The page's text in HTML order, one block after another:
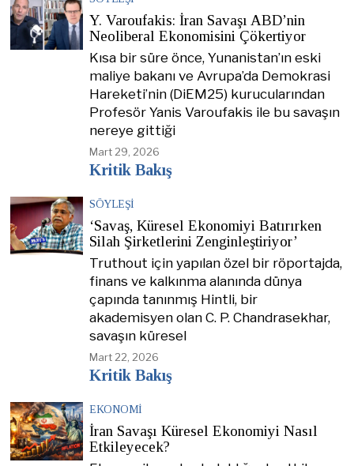
Y. Varoufakis: İran Savaşı ABD’nin
Neoliberal Ekonomisini Çökertiyor
Kısa bir süre önce, Yunanistan’ın eski
maliye bakanı ve Avrupa’da Demokrasi
Hareketi’nin (DiEM25) kurucularından
Profesör Yanis Varoufakis ile bu savaşın
nereye gittiği
Mart 29, 2026
Kritik Bakış
SÖYLEŞI
‘Savaş, Küresel Ekonomiyi Batırırken
Silah Şirketlerini Zenginleştiriyor’
Truthout için yapılan özel bir röportajda,
finans ve kalkınma alanında dünya
çapında tanınmış Hintli, bir
akademisyen olan C. P. Chandrasekhar,
savaşın küresel
Mart 22, 2026
Kritik Bakış
EKONOMI
İran Savaşı Küresel Ekonomiyi Nasıl
Etkileyecek?